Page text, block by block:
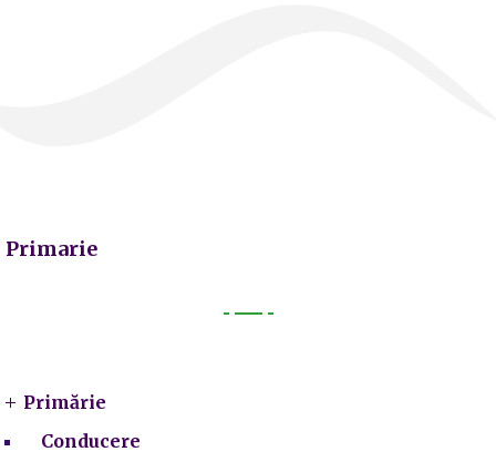
Primarie
Primărie
Conducere